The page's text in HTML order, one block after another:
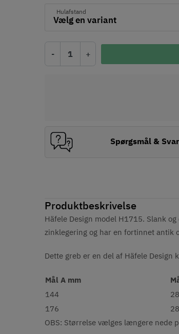
Produktbeskrivelse
Häfele Design model H1715. Slank
zinklegering og har enfortinnet antik
Dette greb er en del af Häfele Design
Mål A mm
144
28
176
28
OBS: Størrelse vælges længere nede
Hulafstand
- +
Spørgsmål & Svar